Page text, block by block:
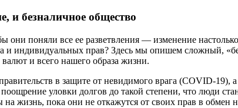
и безналичное общество
поняли все ее разветвления — изменение
прав? Здесь мы опишем сложный,
и всего нашего образа жизни.
в защите от невидимого врага (COVID-19),
уловки долгов до такой степени, что люди
жизнь, пока они не откажутся от своих прав в обмен